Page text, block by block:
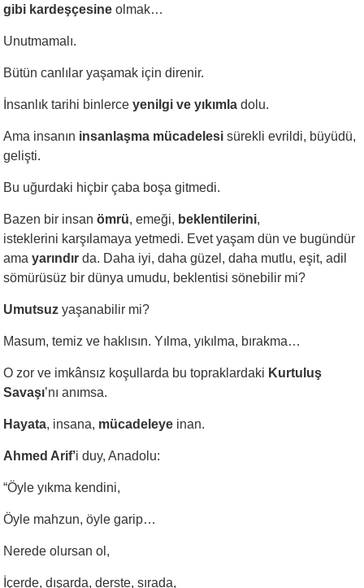
gibi kardeşçesine olmak…
Unutmamalı.
Bütün canlılar yaşamak için direnir.
İnsanlık tarihi binlerceyenilgi ve yıkımla dolu.
Ama insanın insanlaşma mücadelesisürekli evrildi, büyüdü,
gelişti.
Bu uğurdaki hiçbir çaba boşa gitmedi.
Bazen bir insanömrü, emeği, beklentilerini,
isteklerini karşılamaya yetmedi. Evet yaşam dün ve bugündür
ama yarındırda. Daha iyi, daha güzel, daha mutlu, eşit, adil
sömürüsüz bir dünya umudu, beklentisi sönebilir mi?
Umutsuzyaşanabilir mi?
Masum, temiz ve haklısın. Yılma, yıkılma, bırakma…
O zor ve imkânsız koşullarda bu topraklardaki Kurtuluş
Savaşı’nı anımsa.
Hayata, insana, mücadeleye inan.
Ahmed Arif’i duy, Anadolu:
“Öyle yıkma kendini,
Öyle mahzun, öyle garip…
Nerede olursan ol,
İçerde, dışarda, derste, sırada,